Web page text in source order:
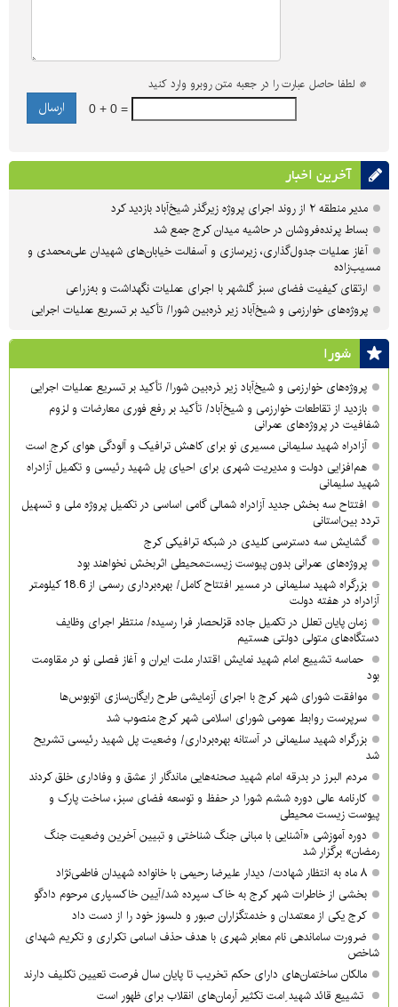
* لطفا حاصل عبارت را در جعبه متن روبرو وارد کنید
0 + 0 =
آخرین اخبار
مدیر منطقه ۲ از روند اجرای پروژه زیرگذر شیخ‌آباد بازدید کرد
بساط پرنده‌فروشان در حاشیه میدان کرج جمع شد
آغاز عملیات جدول‌گذاری، زیرسازی و آسفالت خیابان‌های شهیدان علی‌محمدی و
مسیب‌زاده
ارتقای کیفیت فضای سبز گلشهر با اجرای عملیات نگهداشت و به‌زراعی
پروژه‌های خوارزمی و شیخ‌آباد زیر ذره‌بین شورا/ تأکید بر تسریع عملیات اجرایی
شورا
پروژه‌های خوارزمی و شیخ‌آباد زیر ذره‌بین شورا/ تأکید بر تسریع عملیات اجرایی
بازدید از تقاطعات خوارزمی و شیخ‌آباد/ تأکید بر رفع فوری معارضات و لزوم
شفافیت در پروژه‌های عمرانی
آزادراه شهید سلیمانی مسیری نو برای کاهش ترافیک و آلودگی هوای کرج است
هم‌افزایی دولت و مدیریت شهری برای احیای پل شهید رئیسی و تکمیل آزادراه
شهید سلیمانی
افتتاح سه بخش جدید آزادراه شمالی گامی اساسی در تکمیل پروژه ملی و تسهیل
تردد بین‌استانی
گشایش سه دسترسی کلیدی در شبکه ترافیکی کرج
پروژه‌های عمرانی بدون پیوست زیست‌محیطی اثربخش نخواهند بود
بزرگراه شهید سلیمانی در مسیر افتتاح کامل/ بهره‌برداری رسمی از 18.6 کیلومتر
آزادراه در هفته دولت
زمان پایان تعلل در تکمیل جاده قزلحصار فرا رسیده/ منتظر اجرای وظایف
دستگاه‌های متولی دولتی هستیم
حماسه تشییع امام شهید نمایش اقتدار ملت ایران و آغاز فصلی نو در مقاومت
بود
موافقت شورای شهر کرج با اجرای آزمایشی طرح رایگان‌سازی اتوبوس‌ها
سرپرست روابط عمومی شورای اسلامی شهر کرج منصوب شد
بزرگراه شهید سلیمانی در آستانه بهره‌برداری/ وضعیت پل شهید رئیسی تشریح
شد
مردم البرز در بدرقه امام شهید صحنه‌هایی ماندگار از عشق و وفاداری خلق کردند
کارنامه عالی دوره ششم شورا در حفظ و توسعه فضای سبز، ساخت پارک و
پیوست زیست محیطی
دوره آموزشی «آشنایی با مبانی جنگ شناختی و تبیین آخرین وضعیت جنگ
رمضان» برگزار شد
۸ ماه به انتظار شهادت/ دیدار علیرضا رحیمی با خانواده شهیدان فاطمی‌نژاد
بخشی از خاطرات شهر کرج به خاک سپرده شد/آیین خاکسپاری مرحوم دادگو
کرج یکی از معتمدان و خدمتگزاران صبور و دلسوز خود را از دست داد
ضرورت ساماندهی نام‌ معابر شهری با هدف حذف اسامی تکراری و تکریم شهدای
شاخص
مالکان ساختمان‌های دارای حکم تخریب تا پایان سال فرصت تعیین تکلیف دارند
تشییع قائد شهید ِامت تکثیر آرمان‌های انقلاب برای ظهور است